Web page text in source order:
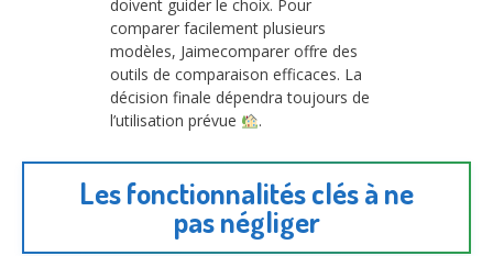
doivent guider le choix. Pour
comparer facilement plusieurs
modèles, Jaimecomparer offre des
outils de comparaison efficaces. La
décision finale dépendra toujours de
l’utilisation prévue
.
Les fonctionnalités clés à ne
pas négliger